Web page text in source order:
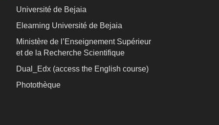
Université de Bejaia
Elearning Université de Bejaia
Ministère de l’Enseignement Supérieur
et de la Recherche Scientifique
Dual_Edx (access the English course)
Photothèque